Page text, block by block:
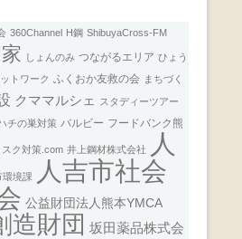
360Channel H鋼 ShibuyaCross-FM
しょんのみ つながるエリア ひょう
トワーク ふくおか友救の会 まちづく
クママルシェ
スタディーツアー
チの巣対策 バルビー フードバンク熊
スク対策.com 井上鋼材株式会社
人
環境課
人吉市社会
公益財団法人熊本YMCA
造財団 坂田薬品株式会